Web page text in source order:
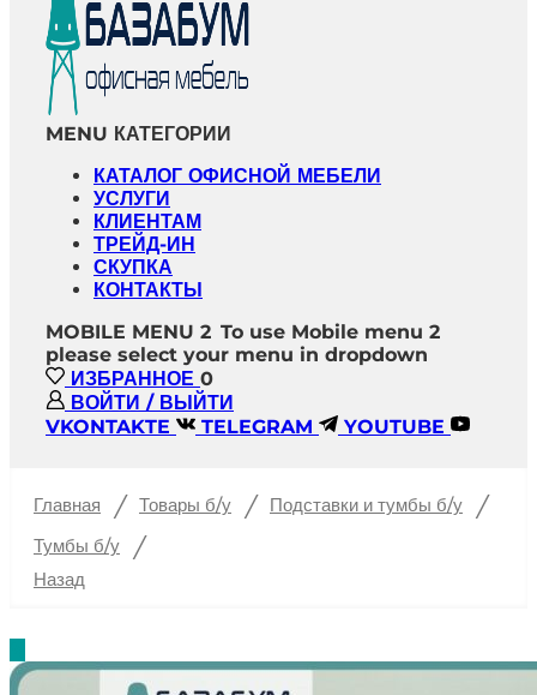
MENU КАТЕГОРИИ
КАТАЛОГ ОФИСНОЙ МЕБЕЛИ
УСЛУГИ
КЛИЕНТАМ
ТРЕЙД-ИН
СКУПКА
КОНТАКТЫ
MOBILE MENU 2 To use Mobile menu 2
please select your menu in dropdown
ИЗБРАННОЕ 0
ВОЙТИ / ВЫЙТИ
VKONTAKTE
TELEGRAM YOUTUBE
Главная / Товары б/у / Подставки и тумбы б/у /
Тумбы б/у /
Назад